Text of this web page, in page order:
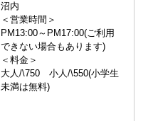
沼内
＜営業時間＞
PM13:00～PM17:00(ご利用
できない場合もあります)
＜料金＞
大人/\750 小人/\550(小学生
未満は無料)